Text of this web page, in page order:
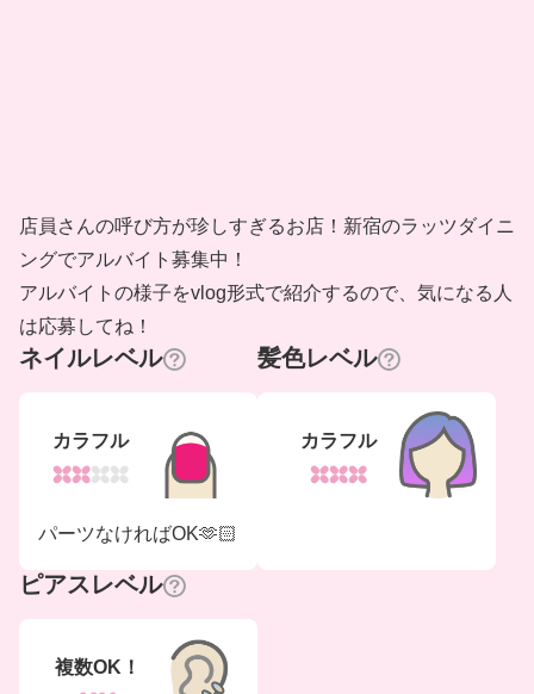
店員さんの呼び方が珍しすぎるお店！新宿のラッツダイニ
ングでアルバイト募集中！
アルバイトの様子をvlog形式で紹介するので、気になる人
は応募してね！
ネイルレベル
カラフル
パーツなければOK🫶🏻
髪色レベル
カラフル
ピアスレベル
複数OK！